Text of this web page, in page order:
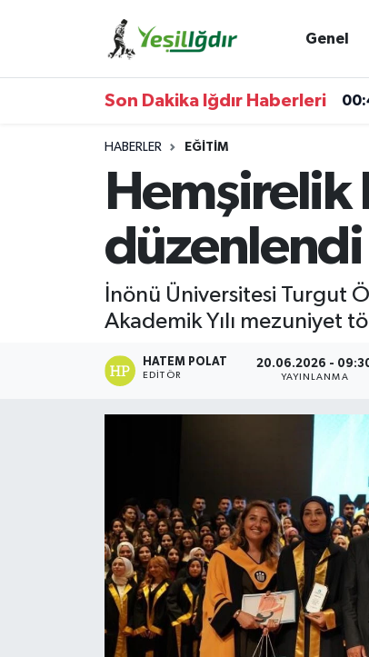
Genel
Son Dakika Iğdır Haberleri
HABERLER EĞITIM
düzenlendi
İnönü Üniversitesi Turgut
Akademik Yılı mezuniyet
HATEM POLAT
EDITÖR
20.06.2026 -
YAYINLANMA
Iğdır Trafik Yoğunluk Haritası
Süper Lig Puan Durumu ve Fikstür
Tüm Manşetler